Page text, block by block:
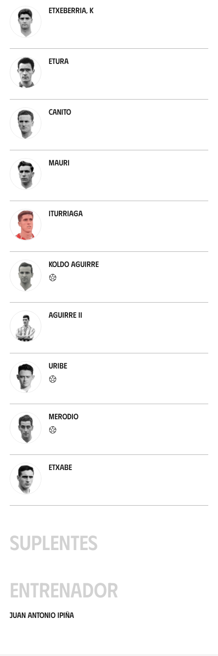
Etxeberria, K
Etura
Canito
Mauri
Iturriaga
Koldo Aguirre
Aguirre II
Uribe
Merodio
Etxabe
Suplentes
Entrenador
Juan Antonio Ipiña